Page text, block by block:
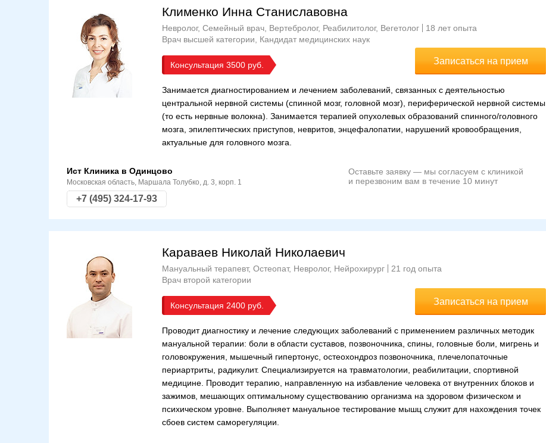
Клименко Инна Станиславовна
Невролог, Семейный врач, Вертебролог, Реабилитолог, Вегетолог
18 лет опыта
Врач высшей категории
Кандидат медицинских наук
Консультация 3500 Записаться на прием
Занимается диагностированием и лечением заболеваний, связанных с деятельностью
центральной нервной системы (спинной мозг, головной мозг), периферической нервной системы
(то есть нервные волокна). Занимается терапией опухолевых образований спинного/головного
мозга, эпилептических приступов, невритов, энцефалопатии, нарушений кровообращения,
актуальные для головного мозга.
Ист Клиника в Одинцово
Московская область, Маршала Толубко, д. 3, корп. 1
+7 (495) 324-17-93
Оставьте заявку — мы согласуем с клиникой
и перезвоним вам в течение 10 минут
Караваев Николай Николаевич
Мануальный терапевт, Остеопат, Невролог, Нейрохирург
21 год опыта
Врач второй категории
Консультация 2400 Записаться на прием
Проводит диагностику и лечение следующих заболеваний с применением различных методик
мануальной терапии: боли в области суставов, позвоночника, спины, головные боли, мигрень и
головокружения, мышечный гипертонус, остеохондроз позвоночника, плечелопаточные
периартриты, радикулит. Специализируется на травматологии, реабилитации, спортивной
медицине. Проводит терапию, направленную на избавление человека от внутренних блоков и
зажимов, мешающих оптимальному существованию организма на здоровом физическом и
психическом уровне. Выполняет мануальное тестирование мышц служит для нахождения точек
сбоев систем саморегуляции.